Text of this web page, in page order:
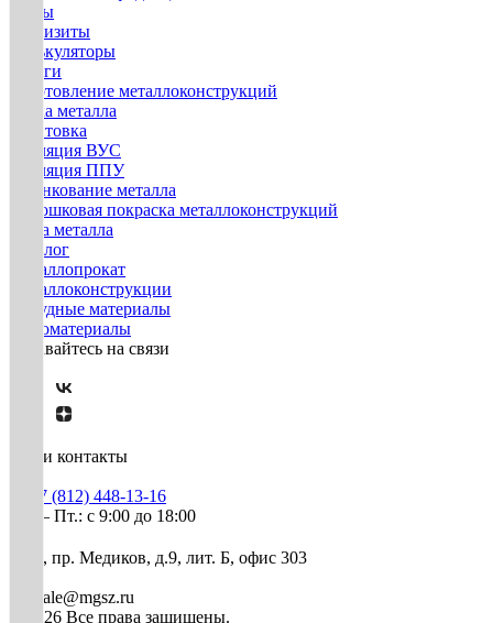
Госты
Реквизиты
Калькуляторы
Услуги
Изготовление металлоконструкций
Гибка металла
Грунтовка
Изоляция ВУС
Изоляция ППУ
Оцинкование металла
Порошковая покраска металлоконструкций
Резка металла
Каталог
Металлопрокат
Металлоконструкции
Нерудные материалы
Пиломатериалы
Оставайтесь на связи
Наши контакты
+7 (812) 448-13-16
Пн. – Пт.: с 9:00 до 18:00
СПб, пр. Медиков, д.9, лит. Б, офис 303
mg-sale@mgsz.ru
© 2026 Все права защищены.